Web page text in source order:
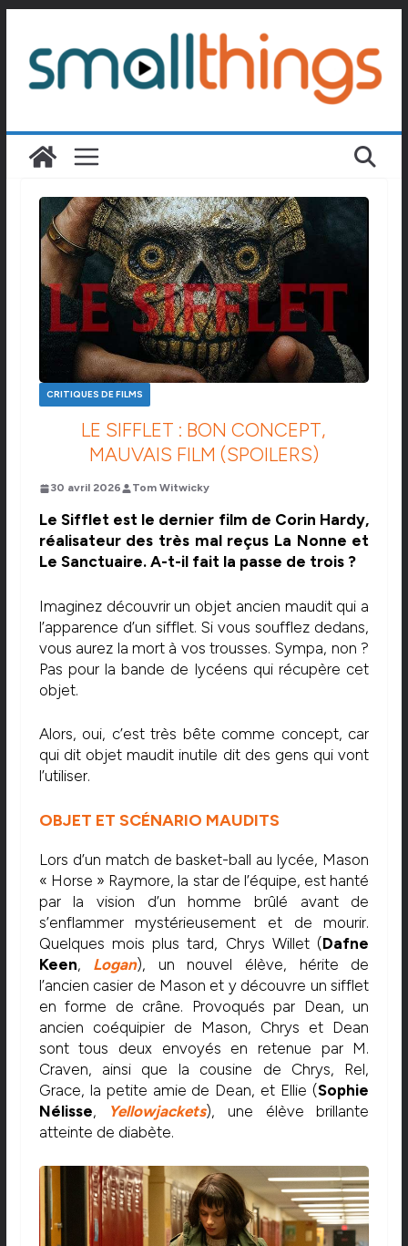
contenu
CRITIQUES DE FILMS
LE SIFFLET : BON CONCEPT,
MAUVAIS FILM (SPOILERS)
30 avril 2026 Tom Witwicky
Le Sifflet est le dernier film de Corin Hardy,
réalisateur des très mal reçus La Nonne et
Le Sanctuaire. A-t-il fait la passe de trois ?
Imaginez découvrir un objet ancien maudit qui a
l’apparence d’un sifflet. Si vous soufflez dedans,
vous aurez la mort à vos trousses. Sympa, non ?
Pas pour la bande de lycéens qui récupère cet
objet.
Alors, oui, c’est très bête comme concept, car
qui dit objet maudit inutile dit des gens qui vont
l’utiliser.
OBJET ET SCÉNARIO MAUDITS
Lors d’un match de basket-ball au lycée, Mason
« Horse » Raymore, la star de l’équipe, est hanté
par la vision d’un homme brûlé avant de
s’enflammer mystérieusement et de mourir.
Quelques mois plus tard, Chrys Willet (Dafne
Keen, Logan), un nouvel élève, hérite de
l’ancien casier de Mason et y découvre un sifflet
en forme de crâne. Provoqués par Dean, un
ancien coéquipier de Mason, Chrys et Dean
sont tous deux envoyés en retenue par M.
Craven, ainsi que la cousine de Chrys, Rel,
Grace, la petite amie de Dean, et Ellie (Sophie
Nélisse, Yellowjackets), une élève brillante
atteinte de diabète.